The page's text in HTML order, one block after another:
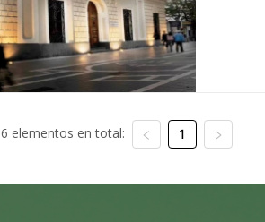
6 elementos en total: 1